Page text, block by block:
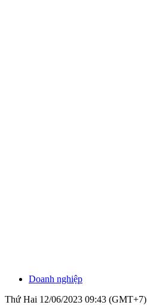
Doanh nghiệp
Thứ Hai 12/06/2023 09:43 (GMT+7)